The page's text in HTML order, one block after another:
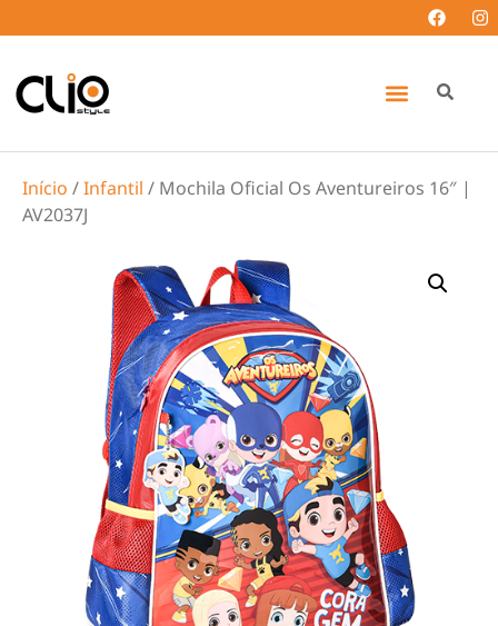
Início /Infantil / Mochila Oficial Os Aventureiros 16″ |
AV2037J